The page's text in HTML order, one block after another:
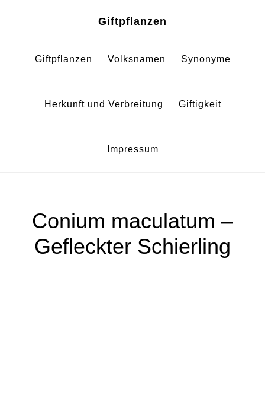
springen
springen
Giftpflanzen
Giftpflanzen Volksnamen Synonyme
Herkunft und Verbreitung Giftigkeit
Impressum
Conium maculatum –
Gefleckter Schierling